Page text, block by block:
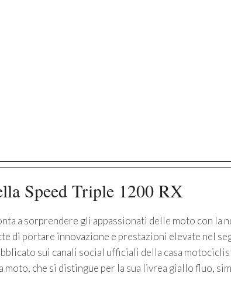
Speed Triple 1200 RX
a sorprendere gli appassionati delle moto con la
di portare innovazione e prestazioni elevate nel
sui canali social ufficiali della casa
che si distingue per la sua livrea giallo fluo,